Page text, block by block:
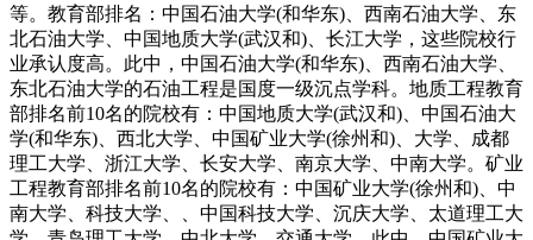
等。教育部排名：中国石油大学(和华东)、西南石油大学、东
北石油大学、中国地质大学(武汉和)、长江大学，这些院校行
业承认度高。此中，中国石油大学(和华东)、西南石油大学、
东北石油大学的石油工程是国度一级沉点学科。地质工程教育
部排名前10名的院校有：中国地质大学(武汉和)、中国石油大
学(和华东)、西北大学、中国矿业大学(徐州和)、大学、成都
理工大学、浙江大学、长安大学、南京大学、中南大学。矿业
工程教育部排名前10名的院校有：中国矿业大学(徐州和)、中
南大学、科技大学、、中国科技大学、沉庆大学、太道理工大